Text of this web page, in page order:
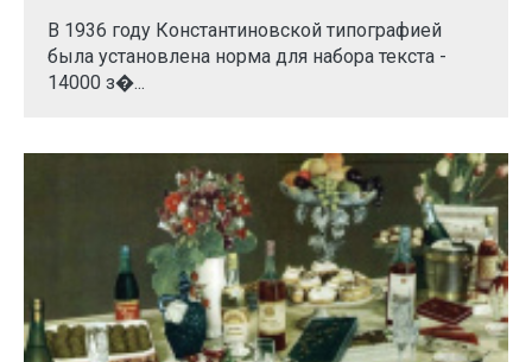
В 1936 году Константиновской типографией
была установлена норма для набора текста -
14000 з�...